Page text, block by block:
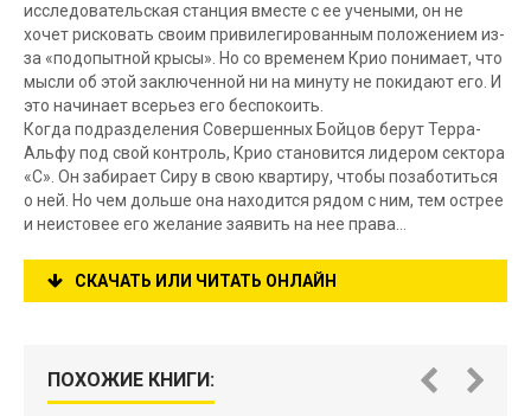
исследовательская станция вместе с ее учеными, он не
хочет рисковать своим привилегированным положением из-
за «подопытной крысы». Но со временем Крио понимает, что
мысли об этой заключенной ни на минуту не покидают его. И
это начинает всерьез его беспокоить.
Когда подразделения Совершенных Бойцов берут Терра-
Альфу под свой контроль, Крио становится лидером сектора
«C». Он забирает Сиру в свою квартиру, чтобы позаботиться
о ней. Но чем дольше она находится рядом с ним, тем острее
и неистовее его желание заявить на нее права…
СКАЧАТЬ ИЛИ ЧИТАТЬ ОНЛАЙН
ПОХОЖИЕ КНИГИ: